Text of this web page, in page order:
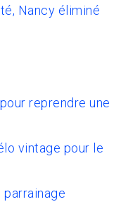
Nancy éliminé
reprendre une
vintage pour le
parrainage